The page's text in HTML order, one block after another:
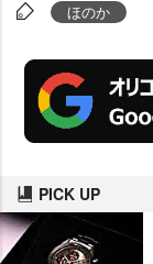
ほのか
PICK UP